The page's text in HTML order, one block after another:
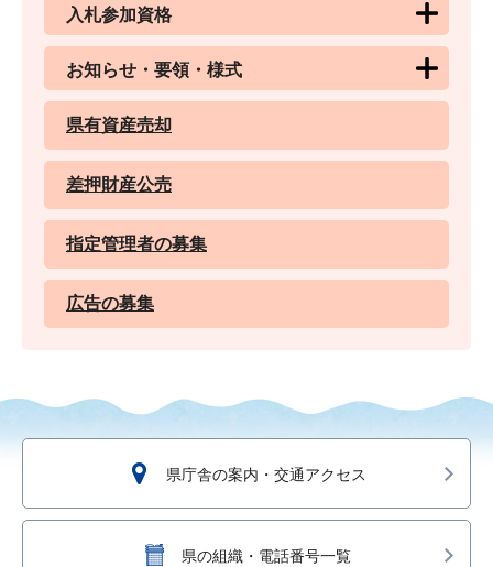
入札参加資格
お知らせ・要領・様式
県有資産売却
差押財産公売
指定管理者の募集
広告の募集
県庁舎の案内・交通アクセス
県の組織・電話番号一覧